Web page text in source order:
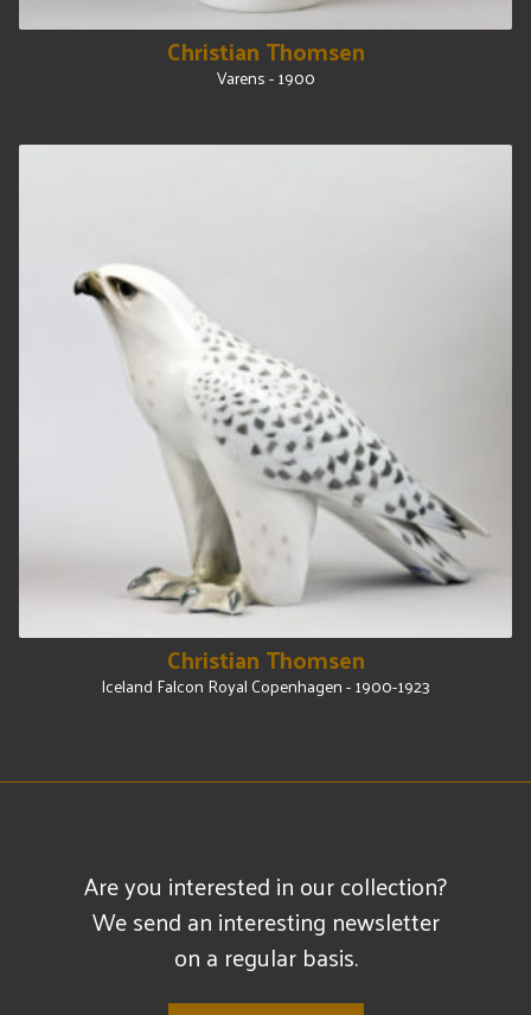
Christian Thomsen
Varens - 1900
Christian Thomsen
Iceland Falcon Royal Copenhagen - 1900-1923
Are you interested in our collection?
We send an interesting newsletter
on a regular basis.